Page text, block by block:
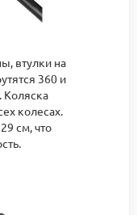
втулки на
360 и
Коляска
колесах.
см, что